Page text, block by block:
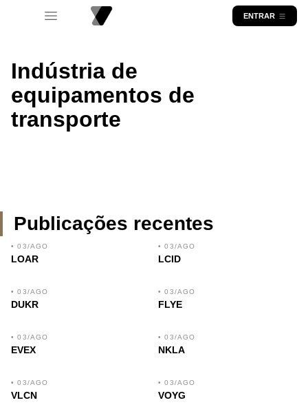
ENTRAR
Indústria de
equipamentos de
transporte
Publicações recentes
• 03/AGO
LOAR
• 03/AGO
LCID
• 03/AGO
DUKR
• 03/AGO
FLYE
• 03/AGO
EVEX
• 03/AGO
NKLA
• 03/AGO
VLCN
• 03/AGO
VOYG